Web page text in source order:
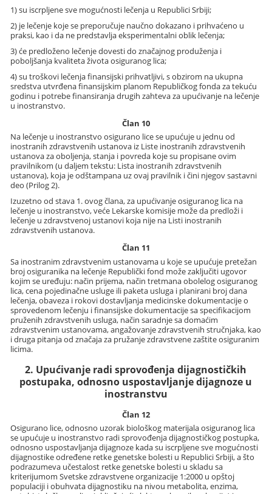
1) su iscrpljene sve mogućnosti lečenja u Republici Srbiji;
2) je lečenje koje se preporučuje naučno dokazano i prihvaćeno u
praksi, kao i da ne predstavlja eksperimentalni oblik lečenja;
3) će predloženo lečenje dovesti do značajnog produženja i
poboljšanja kvaliteta života osiguranog lica;
4) su troškovi lečenja finansijski prihvatljivi, s obzirom na ukupna
sredstva utvrđena finansijskim planom Republičkog fonda za tekuću
godinu i potrebe finansiranja drugih zahteva za upućivanje na lečenje
u inostranstvo.
Član 10
Na lečenje u inostranstvo osigurano lice se upućuje u jednu od
inostranih zdravstvenih ustanova iz Liste inostranih zdravstvenih
ustanova za oboljenja, stanja i povreda koje su propisane ovim
pravilnikom (u daljem tekstu: Lista inostranih zdravstvenih
ustanova), koja je odštampana uz ovaj pravilnik i čini njegov sastavni
deo (Prilog 2).
Izuzetno od stava 1. ovog člana, za upućivanje osiguranog lica na
lečenje u inostranstvo, veće Lekarske komisije može da predloži i
lečenje u zdravstvenoj ustanovi koja nije na Listi inostranih
zdravstvenih ustanova.
Član 11
Sa inostranim zdravstvenim ustanovama u koje se upućuje pretežan
broj osiguranika na lečenje Republički fond može zaključiti ugovor
kojim se uređuju: način prijema, način tretmana obolelog osiguranog
lica, cena pojedinačne usluge ili paketa usluga i planirani broj dana
lečenja, obaveza i rokovi dostavljanja medicinske dokumentacije o
sprovedenom lečenju i finansijske dokumentacije sa specifikacijom
pruženih zdravstvenih usluga, način saradnje sa domaćim
zdravstvenim ustanovama, angažovanje zdravstvenih stručnjaka, kao
i druga pitanja od značaja za pružanje zdravstvene zaštite osiguranim
licima.
2. Upućivanje radi sprovođenja dijagnostičkih
postupaka, odnosno uspostavljanje dijagnoze u
inostranstvu
Član 12
Osigurano lice, odnosno uzorak biološkog materijala osiguranog lica
se upućuje u inostranstvo radi sprovođenja dijagnostičkog postupka,
odnosno uspostavljanja dijagnoze kada su iscrpljene sve mogućnosti
dijagnostike određene retke genetske bolesti u Republici Srbiji, a što
podrazumeva učestalost retke genetske bolesti u skladu sa
kriterijumom Svetske zdravstvene organizacije 1:2000 u opštoj
populaciji i obuhvata dijagnostiku na nivou metabolita, enzima,